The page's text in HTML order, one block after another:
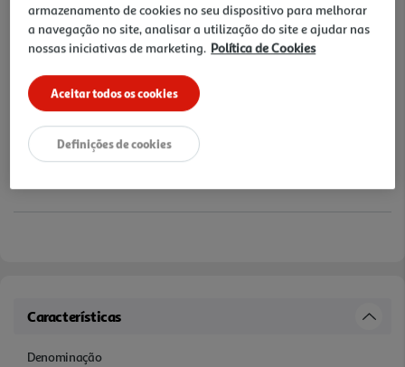
Notas de preparação
Características
Denominação
armazenamento de cookies no seu dispositivo para melhorar
a navegação no site, analisar a utilização do site e ajudar nas
nossas iniciativas de marketing. Política de Cookies
Aceitar todos os cookies
Definições de cookies